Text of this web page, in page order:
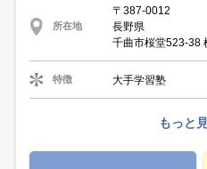
所在地
〒387-0012
長野県
千曲市桜堂523-38
特徴 大手学習塾
もっと